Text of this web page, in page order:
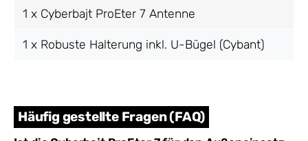
1 x Cyberbajt ProEter 7 Antenne
1 x Robuste Halterung inkl. U-Bügel (Cybant)
Häufig gestellte Fragen (FAQ)